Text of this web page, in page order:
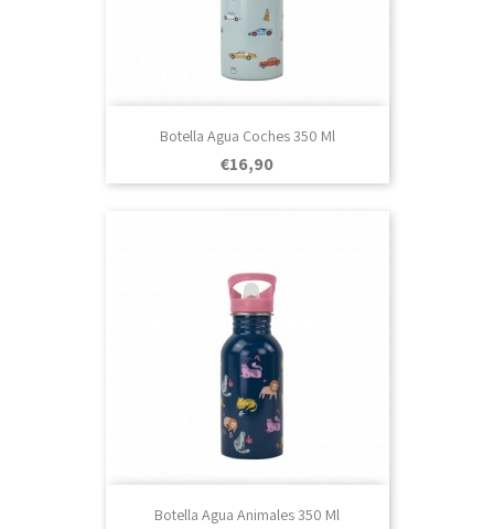
Botella Agua Coches 350 Ml
Prezo
€16,90
Botella Agua Animales 350 Ml